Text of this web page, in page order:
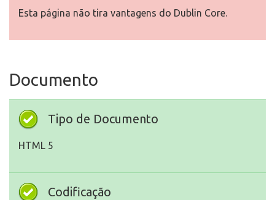
Esta página não tira vantagens do Dublin Core.
Documento
Tipo de Documento
HTML 5
Codificação